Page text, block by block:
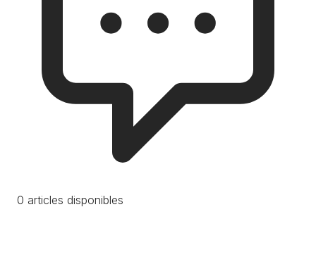
0 articles disponibles